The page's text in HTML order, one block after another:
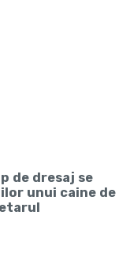
de dresaj se
unui caine de